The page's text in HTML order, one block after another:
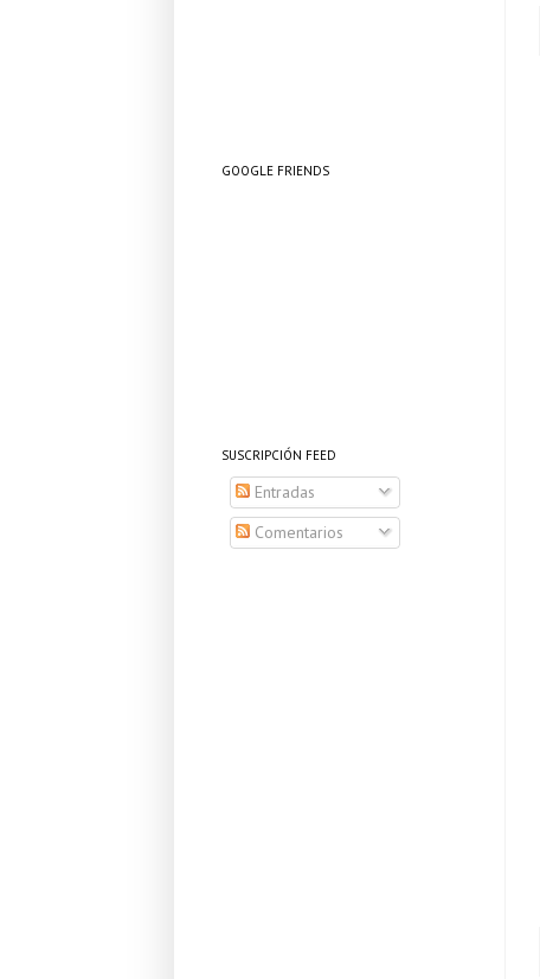
GOOGLE FRIENDS
SUSCRIPCIÓN FEED
Entradas
Comentarios